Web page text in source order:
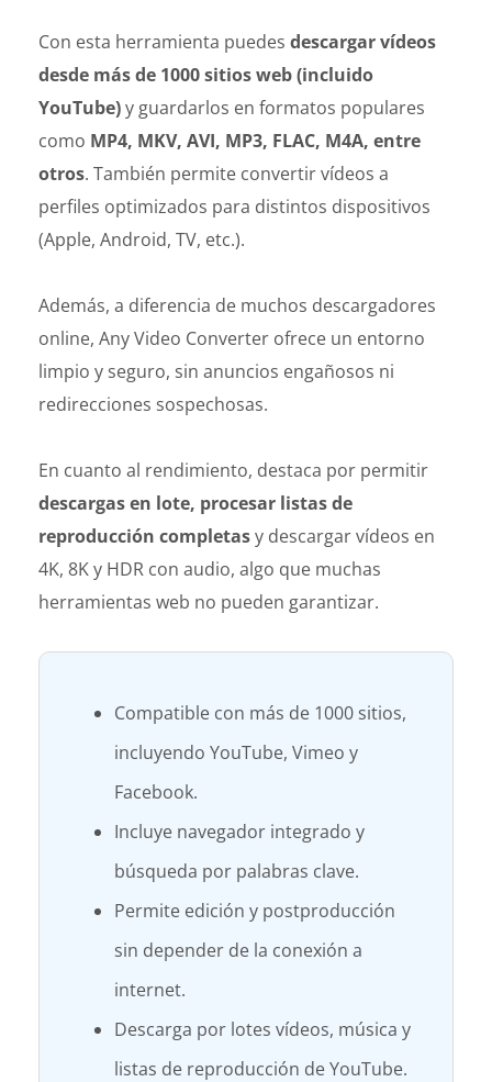
Con esta herramienta puedes descargar vídeos
desde más de 1000 sitios web (incluido
YouTube)y guardarlos en formatos populares
como MP4, MKV, AVI, MP3, FLAC, M4A, entre
otros. También permite convertir vídeos a
perfiles optimizados para distintos dispositivos
(Apple, Android, TV, etc.).
Además, a diferencia de muchos descargadores
online, Any Video Converter ofrece un entorno
limpio y seguro, sin anuncios engañosos ni
redirecciones sospechosas.
En cuanto al rendimiento, destaca por permitir
descargas en lote, procesar listas de
reproducción completasy descargar vídeos en
4K, 8K y HDR con audio, algo que muchas
herramientas web no pueden garantizar.
Compatible con más de 1000 sitios,
incluyendo YouTube, Vimeo y
Facebook.
Incluye navegador integrado y
búsqueda por palabras clave.
Permite edición y postproducción
sin depender de la conexión a
internet.
Descarga por lotes vídeos, música y
listas de reproducción de YouTube.